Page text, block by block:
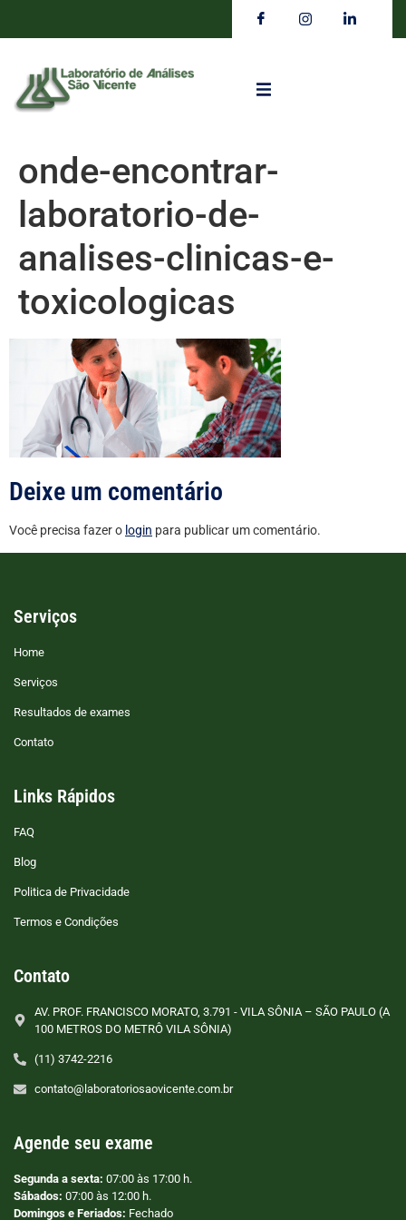
onde-encontrar-
laboratorio-de-
analises-clinicas-e-
toxicologicas
Deixe um comentário
Você precisa fazer o login para publicar um comentário.
Serviços
Home
Serviços
Resultados de exames
Contato
Links Rápidos
FAQ
Blog
Politica de Privacidade
Termos e Condições
Contato
AV. PROF. FRANCISCO MORATO, 3.791 - VILA SÔNIA – SÃO PAULO (A
100 METROS DO METRÔ VILA SÔNIA)
(11) 3742-2216
contato@laboratoriosaovicente.com.br
Agende seu exame
Segunda a sexta: 07:00 às 17:00 h.
Sábados: 07:00 às 12:00 h.
Domingos e Feriados: Fechado